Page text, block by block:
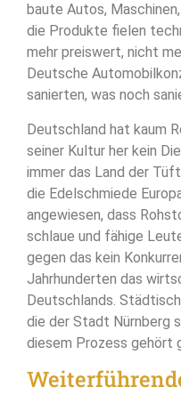
baute Autos,
die Produkte fielen
mehr preiswert, nicht
Deutsche
sanierten, was noch
Deutschland hat kaum
seiner Kultur her kein
immer das Land der
die Edelschmiede
angewiesen, dass
schlaue und fähige
gegen das kein
Jahrhunderten das
Deutschlands.
die der Stadt Nürnberg
diesem Prozess gehört